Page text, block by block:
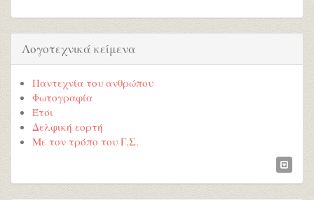
Λογοτεχνικά κείμενα
Παντεχνία του ανθρώπου
Φωτογραφία
Έτσι
Δελφική εορτή
Με τον τρόπο του Γ.Σ.